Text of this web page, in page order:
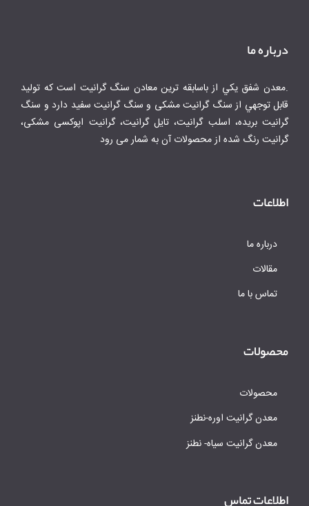
درباره ما
.معدن شفق يكي از باسابقه ترين معادن سنگ گرانيت است كه توليد
قابل توجهي از سنگ گرانیت مشکی و سنگ گرانیت سفید دارد و سنگ
گرانیت بریده، اسلب گرانیت، تایل گرانیت، گرانیت اپوکسی مشکی،
گرانیت رنگ شده از محصولات آن به شمار می رود
اطلاعات
درباره ما
مقالات
تماس با ما
محصولات
محصولات
معدن گرانیت اوره-نطنز
معدن گرانیت سیاه- نطنز
اطلاعات تماس